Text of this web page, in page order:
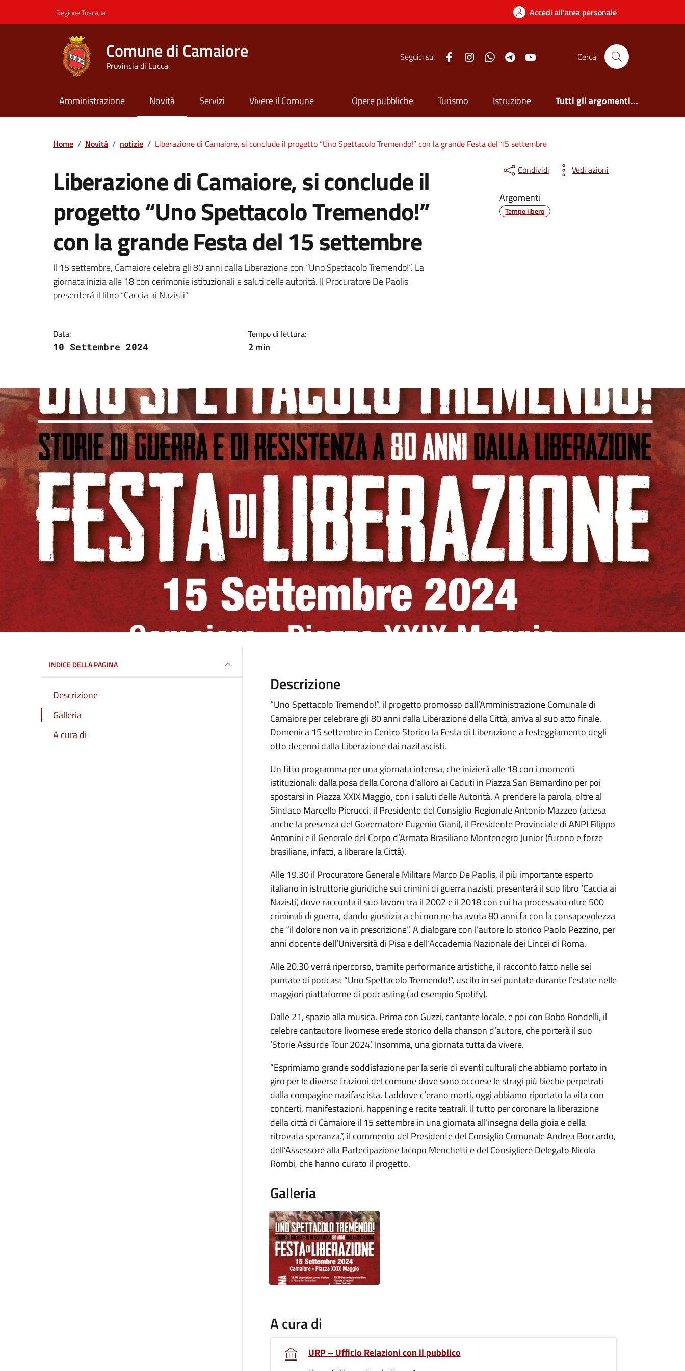
Regione Toscana Accedi all'area personale
Comune di Camaiore
Provincia di Lucca
Seguici su: FacebookInstagramWhatsappTelegram Cerca
Amministrazione Novità Servizi Vivere il Comune Opere pubbliche Turismo Istruzione Tutti gli argomenti...
Home / Novità / notizie / Liberazione di Camaiore, si conclude il progetto “Uno Spettacolo Tremendo!” con la grande Festa del 15 settembre
Liberazione di Camaiore, si conclude il
progetto “Uno Spettacolo Tremendo!”
con la grande Festa del 15 settembre
Dettagli della notizia
Il 15 settembre, Camaiore celebra gli 80 anni dalla Liberazione con “Uno Spettacolo Tremendo!”. La
giornata inizia alle 18 con cerimonie istituzionali e saluti delle autorità. Il Procuratore De Paolis
presenterà il libro “Caccia ai Nazisti”
Data:
10 Settembre 2024
Tempo di lettura:
2 min
Condividi Vedi azioni
Argomenti
Tempo libero
INDICE DELLA PAGINA
Descrizione
Galleria
A cura di
Descrizione
“Uno Spettacolo Tremendo!”, il progetto promosso dall’Amministrazione Comunale di
Camaiore per celebrare gli 80 anni dalla Liberazione della Città, arriva al suo atto finale.
Domenica 15 settembre in Centro Storico la Festa di Liberazione a festeggiamento degli
otto decenni dalla Liberazione dai nazifascisti.
Un fitto programma per una giornata intensa, che inizierà alle 18 con i momenti
istituzionali: dalla posa della Corona d’alloro ai Caduti in Piazza San Bernardino per poi
spostarsi in Piazza XXIX Maggio, con i saluti delle Autorità. A prendere la parola, oltre al
Sindaco Marcello Pierucci, il Presidente del Consiglio Regionale Antonio Mazzeo (attesa
anche la presenza del Governatore Eugenio Giani), il Presidente Provinciale di ANPI Filippo
Antonini e il Generale del Corpo d’Armata Brasiliano Montenegro Junior (furono e forze
brasiliane, infatti, a liberare la Città).
Alle 19.30 il Procuratore Generale Militare Marco De Paolis, il più importante esperto
italiano in istruttorie giuridiche sui crimini di guerra nazisti, presenterà il suo libro ‘Caccia ai
Nazisti', dove racconta il suo lavoro tra il 2002 e il 2018 con cui ha processato oltre 500
criminali di guerra, dando giustizia a chi non ne ha avuta 80 anni fa con la consapevolezza
che “il dolore non va in prescrizione”. A dialogare con l’autore lo storico Paolo Pezzino, per
anni docente dell’Università di Pisa e dell’Accademia Nazionale dei Lincei di Roma.
Alle 20.30 verrà ripercorso, tramite performance artistiche, il racconto fatto nelle sei
puntate di podcast “Uno Spettacolo Tremendo!”, uscito in sei puntate durante l’estate nelle
maggiori piattaforme di podcasting (ad esempio Spotify).
Dalle 21, spazio alla musica. Prima con Guzzi, cantante locale, e poi con Bobo Rondelli, il
celebre cantautore livornese erede storico della chanson d’autore, che porterà il suo
‘Storie Assurde Tour 2024’. Insomma, una giornata tutta da vivere.
“Esprimiamo grande soddisfazione per la serie di eventi culturali che abbiamo portato in
giro per le diverse frazioni del comune dove sono occorse le stragi più bieche perpetrati
dalla compagine nazifascista. Laddove c’erano morti, oggi abbiamo riportato la vita con
concerti, manifestazioni, happening e recite teatrali. Il tutto per coronare la liberazione
della città di Camaiore il 15 settembre in una giornata all’insegna della gioia e della
ritrovata speranza.”, il commento del Presidente del Consiglio Comunale Andrea Boccardo,
dell’Assessore alla Partecipazione Iacopo Menchetti e del Consigliere Delegato Nicola
Rombi, che hanno curato il progetto.
Galleria
A cura di
URP – Ufficio Relazioni con il pubblico